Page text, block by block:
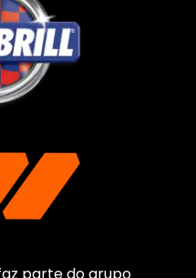
parte do grupo